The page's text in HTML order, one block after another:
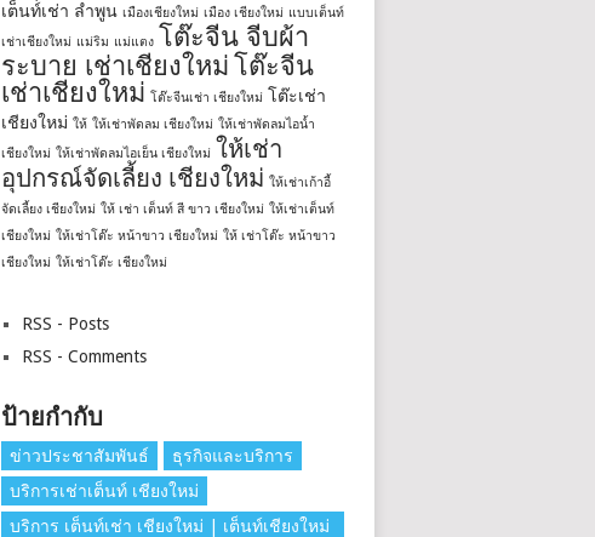
เต็นท์่เช่า ลำพูน เมืองเชียงใหม่ เมือง เชียงใหม่ แบบเต็นท์
เช่าเชียงใหม่ แม่ริม แม่แตง โต๊ะจีน จีบผ้า
ระบาย เช่าเชียงใหม่ โต๊ะจีน
เช่าเชียงใหม่ โต๊ะจีนเช่า เชียงใหม่ โต๊ะเช่า
เชียงใหม่ ให้ ให้เช่าพัดลม เชียงใหม่ ให้เช่าพัดลมไอน้ำ
เชียงใหม่ ให้เช่าพัดลมไอเย็น เชียงใหม่ ให้เช่า
อุปกรณ์จัดเลี้ยง เชียงใหม่ ให้เช่าเก้าอี้
จัดเลี้ยง เชียงใหม่ ให้ เช่า เต็นท์ สี ขาว เชียงใหม่ ให้เช่าเต็นท์
เชียงใหม่ ให้เช่าโต๊ะ หน้าขาว เชียงใหม่ ให้ เช่าโต๊ะ หน้าขาว
เชียงใหม่ ให้เช่าโต๊ะ เชียงใหม่
RSS - Posts
RSS - Comments
ป้ายกำกับ
ข่าวประชาสัมพันธ์
ธุรกิจและบริการ
บริการเช่าเต็นท์ เชียงใหม่
บริการ เต็นท์เช่า เชียงใหม่ | เต็นท์เชียงใหม่